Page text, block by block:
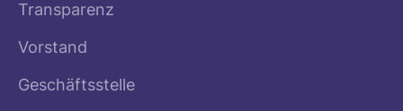
Transparenz
Vorstand
Geschäftsstelle